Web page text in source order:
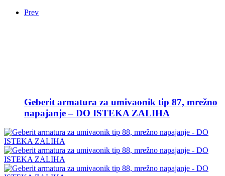
Prev
Geberit armatura za umivaonik tip 87, mrežno
napajanje – DO ISTEKA ZALIHA